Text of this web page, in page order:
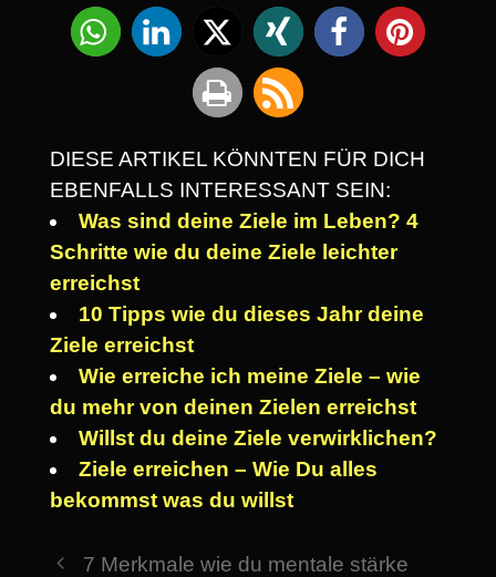
DIESE ARTIKEL KÖNNTEN FÜR DICH
EBENFALLS INTERESSANT SEIN:
Was sind deine Ziele im Leben? 4
Schritte wie du deine Ziele leichter
erreichst
10 Tipps wie du dieses Jahr deine
Ziele erreichst
Wie erreiche ich meine Ziele – wie
du mehr von deinen Zielen erreichst
Willst du deine Ziele verwirklichen?
Ziele erreichen – Wie Du alles
bekommst was du willst
7 Merkmale wie du mentale stärke